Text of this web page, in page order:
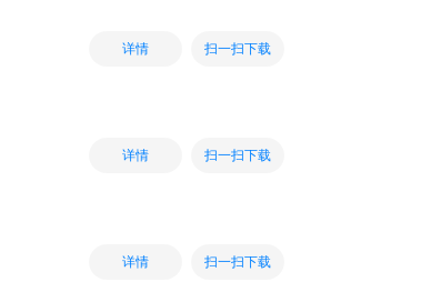
详情 扫一扫下载
详情 扫一扫下载
详情 扫一扫下载